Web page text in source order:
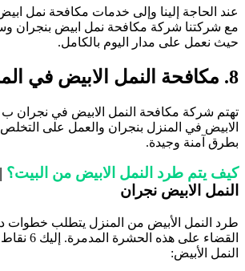
الحاجة إلينا وإلى خدمات مكافحة نمل
شركتنا شركة مكافحة نمل ابيض بنجران
نعمل على مدار اليوم بالكامل.
في المنزل بنجران
شركة مكافحة النمل الابيض في نجران ب
في المنزل بنجران والعمل على التخلص
آمنة وجيدة.
يتم طرد النمل الابيض من البيت؟|
الابيض نجران
النمل الأبيض من المنزل يتطلب خطوات
القضاء على هذه
الأبيض: